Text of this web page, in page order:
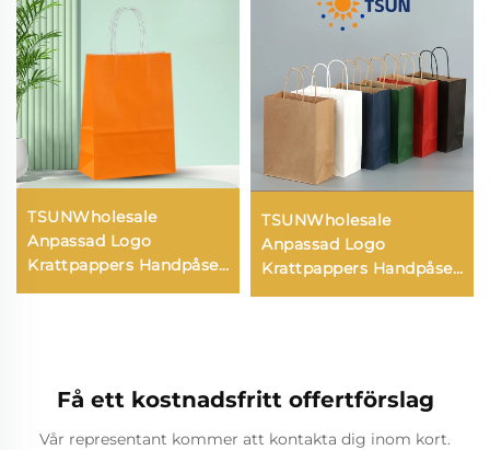
TSUNWholesale
Anpassad Logo
Krattpappers Handpåse
Skärmpressad Yta
TSUNWholesale
Anpassad Logo
Krattpappers Handpåse
Skärmpressad Yta
Få ett kostnadsfritt offertförslag
Vår representant kommer att kontakta dig inom kort.